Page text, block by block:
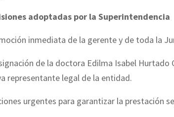
adoptadas por la Superintendencia
inmediata de la gerente y de toda la
de la doctora Edilma Isabel
representante legal de la entidad.
urgentes para garantizar la prestación